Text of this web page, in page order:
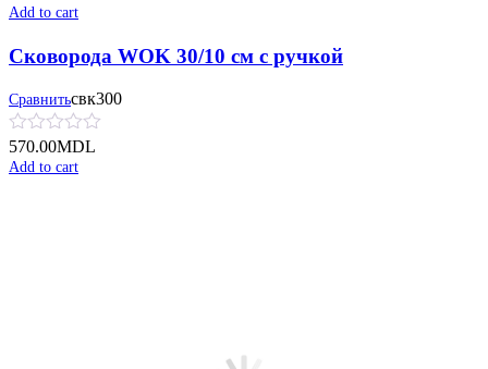
Add to cart
Сковорода WOK 30/10 см с ручкой
Сравнитьсвк300
570.00MDL
Add to cart